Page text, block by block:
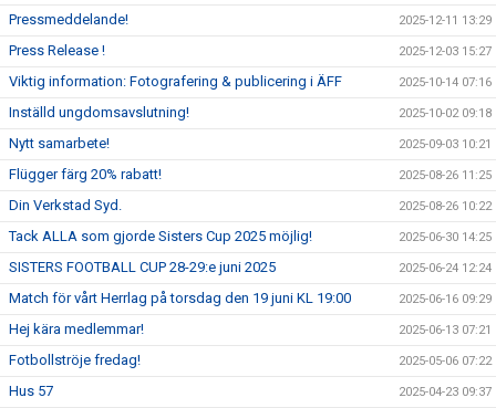
Pressmeddelande! 2025-12-11 13:29
Press Release ! 2025-12-03 15:27
Viktig information: Fotografering & publicering i ÄFF 2025-10-14 07:16
Inställd ungdomsavslutning! 2025-10-02 09:18
Nytt samarbete! 2025-09-03 10:21
Flügger färg 20% rabatt! 2025-08-26 11:25
Din Verkstad Syd. 2025-08-26 10:22
Tack ALLA som gjorde Sisters Cup 2025 möjlig! 2025-06-30 14:25
SISTERS FOOTBALL CUP 28-29:e juni 2025 2025-06-24 12:24
Match för vårt Herrlag på torsdag den 19 juni KL 19:00 2025-06-16 09:29
Hej kära medlemmar! 2025-06-13 07:21
Fotbollströje fredag! 2025-05-06 07:22
Hus 57 2025-04-23 09:37